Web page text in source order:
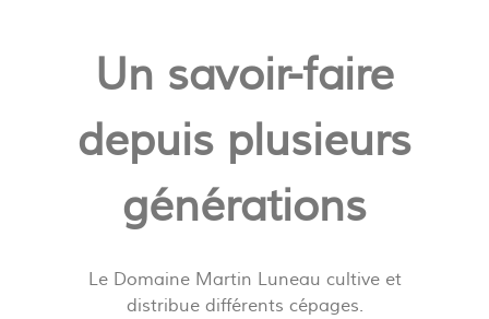
Un savoir-faire
depuis plusieurs
générations
Le Domaine Martin Luneau cultive et
distribue différents cépages.